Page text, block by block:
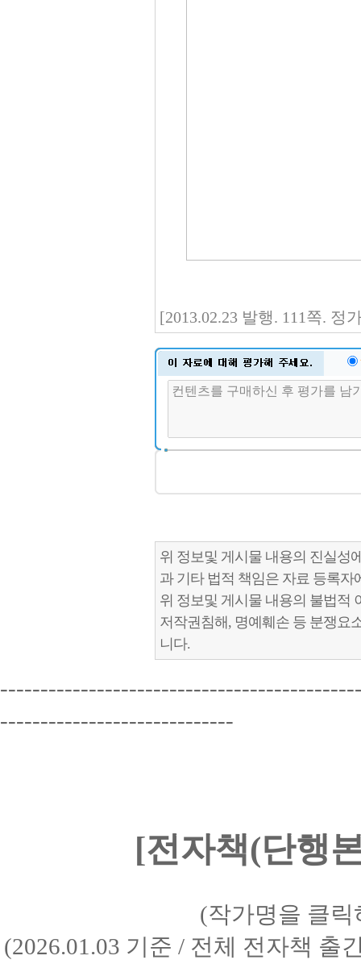
[2013.02.23 발행. 111쪽. 정
위 정보및 게시물 내용의 진실성
과 기타 법적 책임은 자료 등록자
위 정보및 게시물 내용의 불법적
저작권침해, 명예훼손 등 분쟁요
니다.
-----------------------------
[전자책(단행
(작가명을 클
(2026.01.03 기준 / 전체 전자책 출